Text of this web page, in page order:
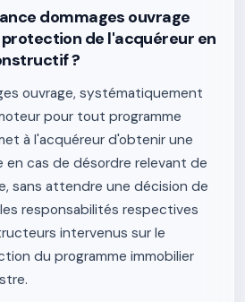
dommages ouvrage
de l'acquéreur en
?
ouvrage, systématiquement
pour tout programme
à l'acquéreur d'obtenir une
en cas de désordre relevant de
sans attendre une décision de
responsabilités respectives
intervenus sur le
du programme immobilier